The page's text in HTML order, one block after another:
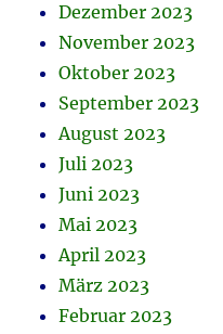
Dezember 2023
November 2023
Oktober 2023
September 2023
August 2023
Juli 2023
Juni 2023
Mai 2023
April 2023
März 2023
Februar 2023